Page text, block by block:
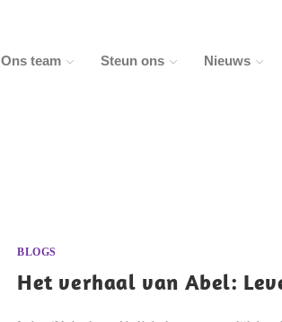
Ons team Steun ons Nieuws
BLOGS
Het verhaal van Abel: